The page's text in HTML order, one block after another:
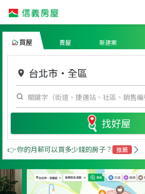
買屋 賣屋 新建案
台北市 ・ 全區
找好屋
👉 你的月薪可以買多少錢的房子？ 推薦